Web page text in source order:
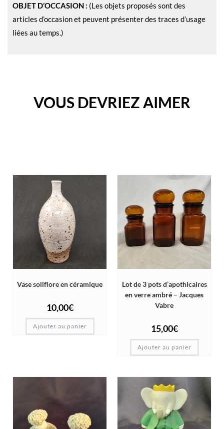
OBJET D’OCCASION : (Les objets proposés sont des
articles d’occasion et peuvent présenter des traces d’usage
liées au temps.)
VOUS DEVRIEZ AIMER
Vase soliflore en céramique
10,00€
Ajouter au panier
Lot de 3 pots d’apothicaires
en verre ambré – Jacques
Vabre
15,00€
Ajouter au panier